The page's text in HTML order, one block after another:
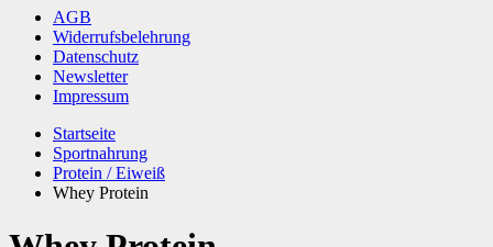
AGB
Widerrufsbelehrung
Datenschutz
Newsletter
Impressum
Startseite
Sportnahrung
Protein / Eiweiß
Whey Protein